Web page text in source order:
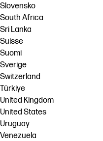
Slovensko
South Africa
Sri Lanka
Suisse
Suomi
Sverige
Switzerland
Türkiye
United Kingdom
United States
Uruguay
Venezuela